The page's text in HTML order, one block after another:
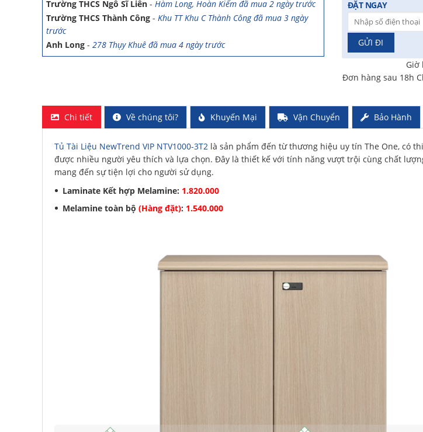
Trường THCS Thành Công
Khu TT Khu C Thành Công đã mua 3 ngày
trước
Anh Long
278 Thụy Khuê đã mua 4 ngày trước
Công ty Lữ hành HG-47 Phan Chu Trinh đã mua 8 giờ trước
47 Mai Hắc Đế đã mua 5 giờ trước
Yên Viên - Đông Anh đã mua 2 ngày trước
Chị Mai-Khu biệt thự Vincom Đường Hoa Lan đã mua 2 giờ trước
Anh Sơn -15 An Dương đã mua 1 ngày trước
Anh Nam
33 Đại Cổ Việt đã mua 15 giờ trước
Anh Hùng-26 Hàng Bài đã mua 1 ngày trước
Trường THCS Ngô Sĩ Liên-Hàm Long, Hoàn Kiếm đã mua 2 ngày trước
47 Phan Chu Trinh đã mua 8 giờ trước
Ngõ 88 Phố Ngọc Hà đã mua 7 giờ trước
ĐẶT NGAY
Giờ
Đơn hàng sau 18h
Chi tiết Về chúng tôi? Khuyến Mại Vận Chuyển Bảo Hành
Tủ Tài Liệu NewTrend VIP NTV1000-3T2 là sản phẩm đến từ thương hiệu uy tín The One, có
được nhiều người yêu thích và lựa chọn. Đây là thiết kế với tính năng vượt trội cùng chất
mang đến sự tiện lợi cho người sử dụng.
Laminate Kết hợp Melamine: 1.820.000
Melamine toàn bộ (Hàng đặt): 1.540.000